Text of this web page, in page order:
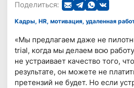
Поделиться:
Кадры, HR, мотивация, удаленная
«Мы предлагаем даже не
trial, когда мы делаем всю
не устраивает качество того,
результате, он можете не
претензий не будет. Но если